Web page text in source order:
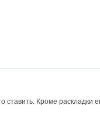
Кроме раскладки